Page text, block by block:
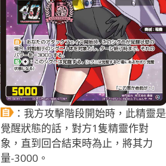
：我方攻擊階段開始時，此精靈是
覺醒狀態的話，對方1隻精靈作對
象，直到回合結束時為止，將其力
量-3000。